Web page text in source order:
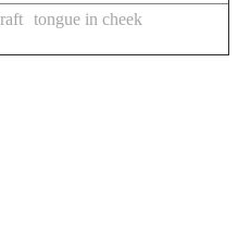
tongue in cheek